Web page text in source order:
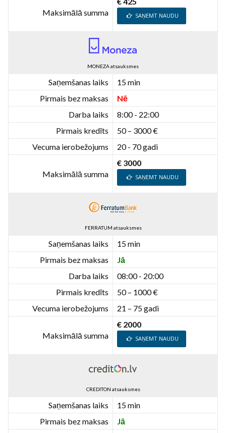
Maksimālā summa SAŅEMT NAUDU
MONEZA atsauksmes
Saņemšanas laiks
15 min
Pirmais bez maksas
Nē
Darba laiks
8:00 - 22:00
Pirmais kredīts
50 – 3000 €
Vecuma ierobežojums
20 - 70 gadi
Maksimālā summa
€ 3000
SAŅEMT NAUDU
FERRATUM atsauksmes
Saņemšanas laiks
15 min
Pirmais bez maksas
Jā
Darba laiks
08:00 - 20:00
Pirmais kredīts
50 – 1000 €
Vecuma ierobežojums
21 – 75 gadi
Maksimālā summa
€ 2000
SAŅEMT NAUDU
CREDITON atsauksmes
Saņemšanas laiks
15 min
Pirmais bez maksas
Jā